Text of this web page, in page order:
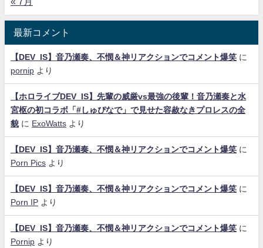
最新コメント
【DEV_IS】音乃瀬奏、不憫＆神リアクションでコメント爆笑 に
pornip より
【ホロライブDEV_IS】先輩の威厳vs最強の後輩！音乃瀬奏と水
宮枢の初コラボ「#しゅぴなで」で見せた容赦なきプロレスの全
貌 に ExoWatts より
【DEV_IS】音乃瀬奏、不憫＆神リアクションでコメント爆笑 に
Porn Pics より
【DEV_IS】音乃瀬奏、不憫＆神リアクションでコメント爆笑 に
Porn IP より
【DEV_IS】音乃瀬奏、不憫＆神リアクションでコメント爆笑 に
Pornip より